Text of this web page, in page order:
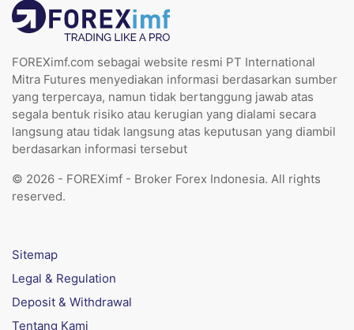
FOREXimf.com sebagai website resmi PT International
Mitra Futures menyediakan informasi berdasarkan sumber
yang terpercaya, namun tidak bertanggung jawab atas
segala bentuk risiko atau kerugian yang dialami secara
langsung atau tidak langsung atas keputusan yang diambil
berdasarkan informasi tersebut
© 2026 - FOREXimf - Broker Forex Indonesia. All rights
reserved.
Sitemap
Legal & Regulation
Deposit & Withdrawal
Tentang Kami